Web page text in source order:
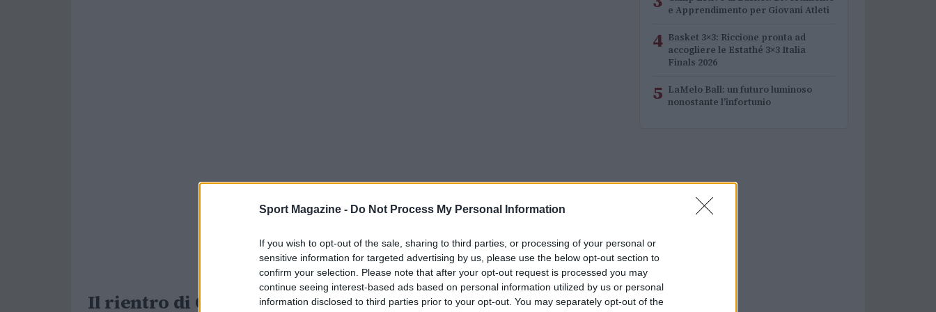
Sport Magazine - Do Not Process My Personal Information
If you wish to opt-out of the sale, sharing to third parties, or processing of your personal or
sensitive information for targeted advertising by us, please use the below opt-out section to
confirm your selection. Please note that after your opt-out request is processed you may
continue seeing interest-based ads based on personal information utilized by us or personal
information disclosed to third parties prior to your opt-out. You may separately opt-out of the
Il rientro di Cooper Flagg
e Apprendimento per Giovani Atleti
4 Basket 3×3: Riccione pronta ad
accogliere le Estathé 3×3 Italia
Finals 2026
5 LaMelo Ball: un futuro luminoso
nonostante l’infortunio